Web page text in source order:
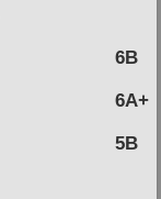
6B
6A+
5B